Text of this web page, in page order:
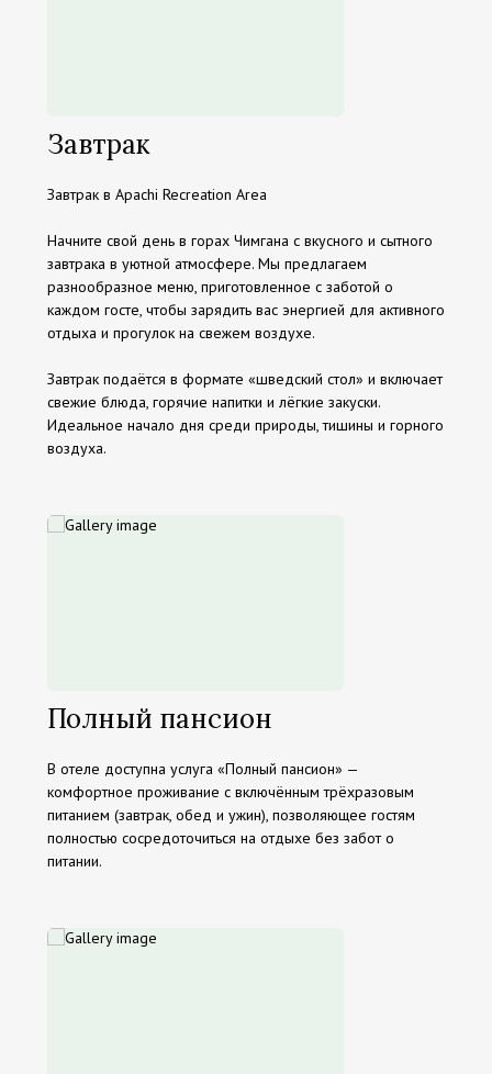
Завтрак
Завтрак в Apachi Recreation Area
Начните свой день в горах Чимгана с вкусного и сытного
завтрака в уютной атмосфере. Мы предлагаем
разнообразное меню, приготовленное с заботой о
каждом госте, чтобы зарядить вас энергией для активного
отдыха и прогулок на свежем воздухе.
Завтрак подаётся в формате «шведский стол» и включает
свежие блюда, горячие напитки и лёгкие закуски.
Идеальное начало дня среди природы, тишины и горного
воздуха.
Полный пансион
В отеле доступна услуга «Полный пансион» —
комфортное проживание с включённым трёхразовым
питанием (завтрак, обед и ужин), позволяющее гостям
полностью сосредоточиться на отдыхе без забот о
питании.